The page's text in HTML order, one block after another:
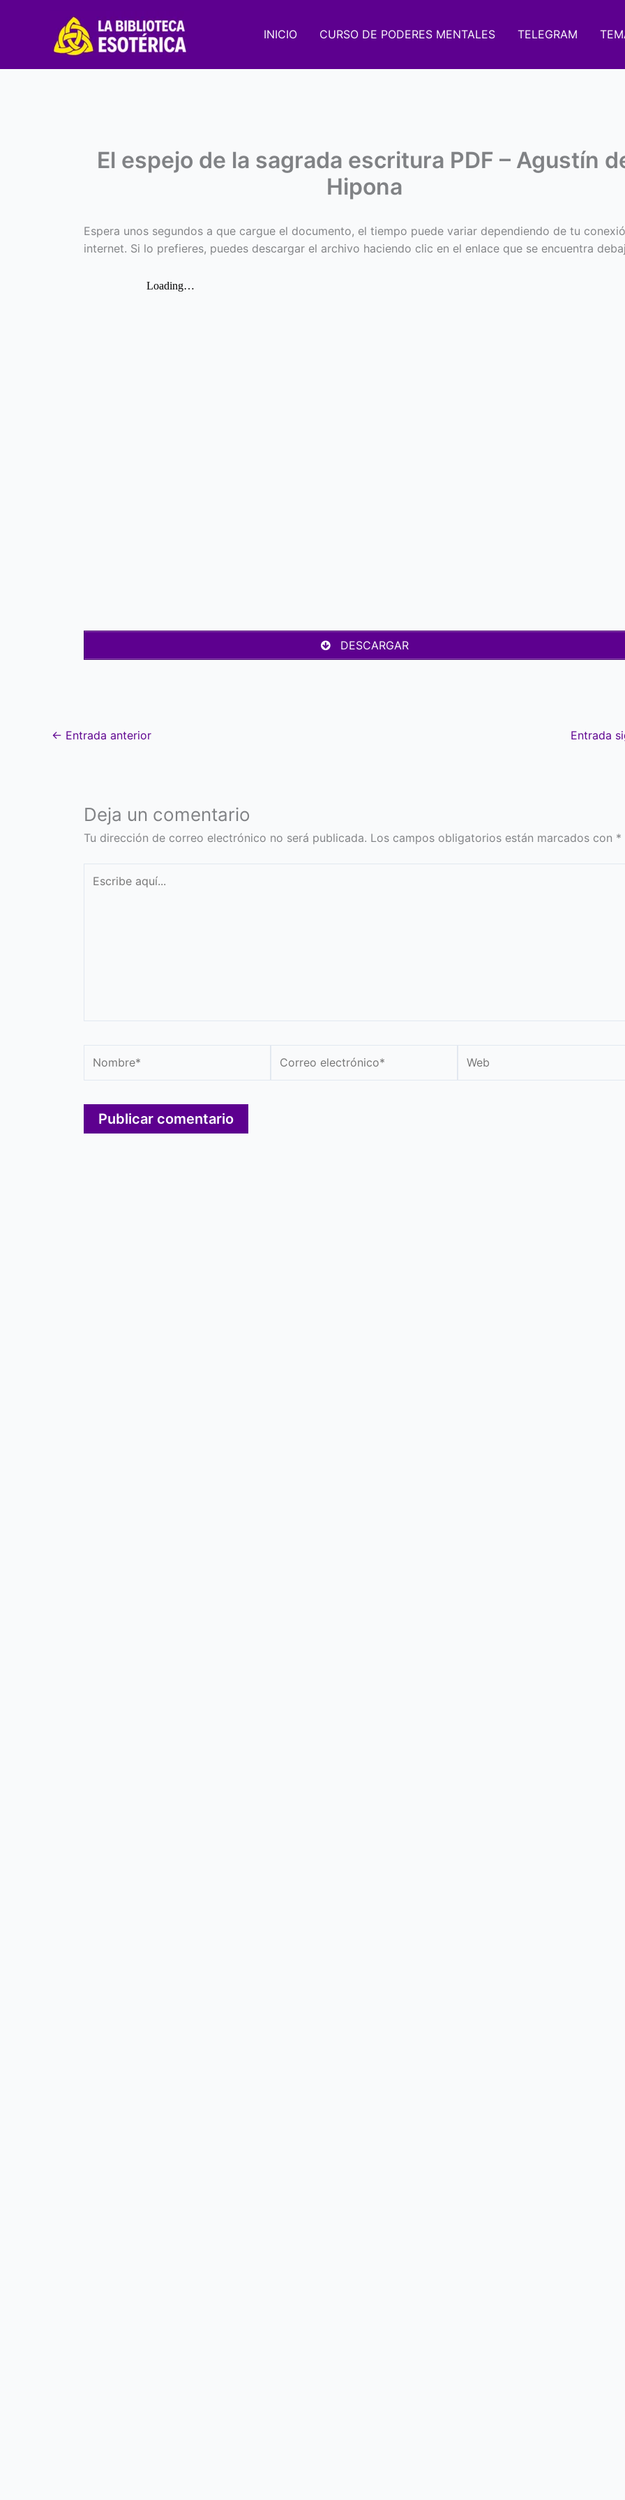
INICIO CURSO DE PODERES MENTALES TELEGRAM
El espejo de la sagrada escritura PDF – Agustín
Hipona
Espera unos segundos a que cargue el documento, el tiempo puede variar dependiendo de tu
internet. Si lo prefieres, puedes descargar el archivo haciendo clic en el enlace que se encuentra
DESCARGAR
← Entrada anterior Entrada
Deja un comentario
Tu dirección de correo electrónico no será publicada. Los campos obligatorios están marcados con *
aquí...
electrónico*